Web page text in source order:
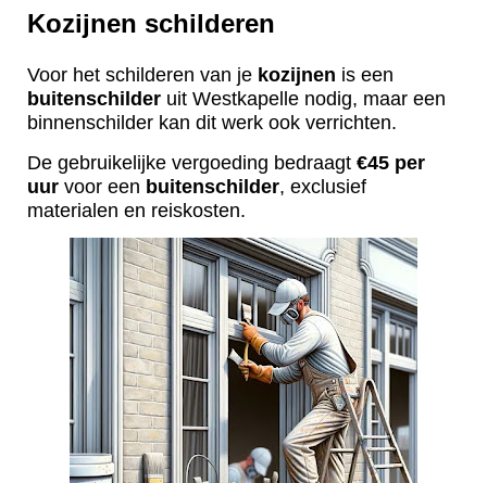
Kozijnen schilderen
Voor het schilderen van je kozijnen is een
buitenschilder uit Westkapelle nodig, maar een
binnenschilder kan dit werk ook verrichten.
De gebruikelijke vergoeding bedraagt €45 per
uur voor een buitenschilder, exclusief
materialen en reiskosten.